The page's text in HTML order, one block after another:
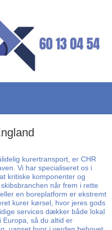
kurertransport, er CHR
Vi har specialiseret os i
kritiske komponenter og
når frem i rette
en boreplatform er ekstremt
kurer kørsel, hvor jeres gods
services dækker både lokal
Europa, så du altid er